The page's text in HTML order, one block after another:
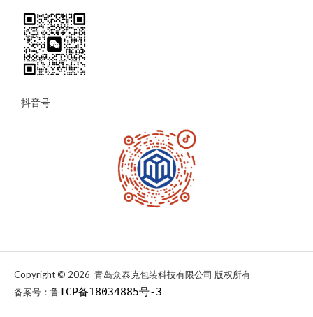
抖音号
Copyright © 2026 青岛众泰克包装科技有限公司 版权所有
备案号： 鲁ICP备18034885号-3